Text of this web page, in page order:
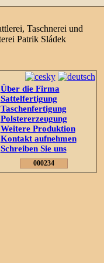
Über die Firma
Sattelfertigung
Taschenfertigung
Polstererzeugung
Weitere Produktion
Kontakt aufnehmen
Schreiben Sie uns
000234